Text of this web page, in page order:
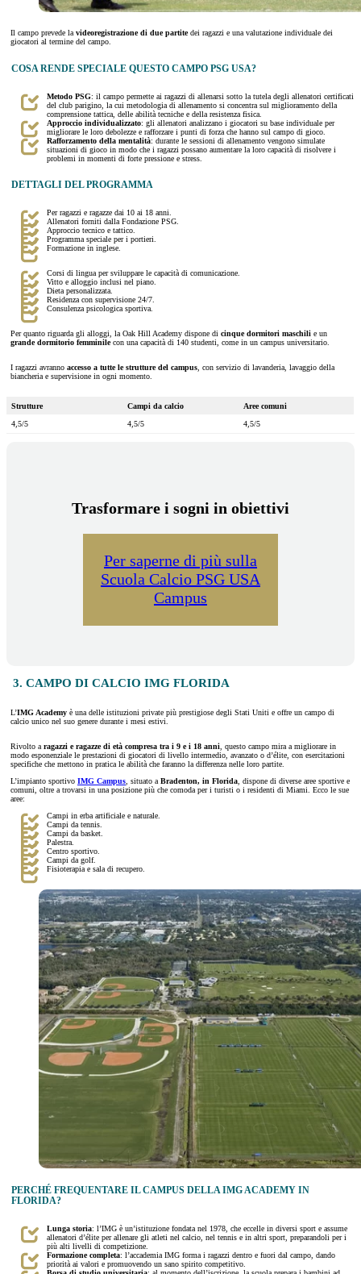
Il campo prevede la videoregistrazione di due partitedei ragazzi e una valutazione individuale dei
giocatori al termine del campo.
COSA RENDE SPECIALE QUESTO CAMPO PSG USA?
Metodo PSG: il campo permette ai ragazzi di allenarsi sotto la tutela degli allenatori certificati
del club parigino, la cui metodologia di allenamento si concentra sul miglioramento della
comprensione tattica, delle abilità tecniche e della resistenza fisica.
Approccio individualizzato: gli allenatori analizzano i giocatori su base individuale per
migliorare le loro debolezze e rafforzare i punti di forza che hanno sul campo di gioco.
Rafforzamento della mentalità: durante le sessioni di allenamento vengono simulate
situazioni di gioco in modo che i ragazzi possano aumentare la loro capacità di risolvere i
problemi in momenti di forte pressione e stress.
DETTAGLI DEL PROGRAMMA
Per ragazzi e ragazze dai 10 ai 18 anni.
Allenatori forniti dalla Fondazione PSG.
Approccio tecnico e tattico.
Programma speciale per i portieri.
Formazione in inglese.
Corsi di lingua per sviluppare le capacità di comunicazione.
Vitto e alloggio inclusi nel piano.
Dieta personalizzata.
Residenza con supervisione 24/7.
Consulenza psicologica sportiva.
Per quanto riguarda gli alloggi, la Oak Hill Academy dispone di cinque dormitori maschili e un
grande dormitorio femminilecon una capacità di 140 studenti, come in un campus universitario.
I ragazzi avranno accesso a tutte le strutture del campus , con servizio di lavanderia, lavaggio della
biancheria e supervisione in ogni momento.
Strutture Campi da calcio
Aree comuni
4,5/5
4,5/5 4,5/5
Trasformare i sogni in obiettivi
Per saperne di più sulla
Scuola Calcio PSG USA
Campus
3. CAMPO DI CALCIO IMG FLORIDA
L’IMG Academy è una delle istituzioni private più prestigiose degli Stati Uniti e offre un campo di
calcio unico nel suo genere durante i mesi estivi.
Rivolto a ragazzi e ragazze di età compresa tra i 9 e i 18 anni , questo campo mira a migliorare in
modo esponenziale le prestazioni di giocatori di livello intermedio, avanzato o d’élite, con esercitazioni
specifiche che mettono in pratica le abilità che faranno la differenza nelle loro partite.
L’impianto sportivo IMG Campus , situato a Bradenton, in Florida , dispone di diverse aree sportive e
comuni, oltre a trovarsi in una posizione più che comoda per i turisti o i residenti di Miami. Ecco le sue
aree:
Campi in erba artificiale e naturale.
Campi da tennis.
Campi da basket.
Palestra.
Centro sportivo.
Campi da golf.
Fisioterapia e sala di recupero.
PERCHÉ FREQUENTARE IL CAMPUS DELLA IMG ACADEMY IN
FLORIDA?
Lunga storia: l’IMG è un’istituzione fondata nel 1978, che eccelle in diversi sport e assume
allenatori d’élite per allenare gli atleti nel calcio, nel tennis e in altri sport, preparandoli per i
più alti livelli di competizione.
Formazione completa: l’accademia IMG forma i ragazzi dentro e fuori dal campo, dando
priorità ai valori e promuovendo un sano spirito competitivo.